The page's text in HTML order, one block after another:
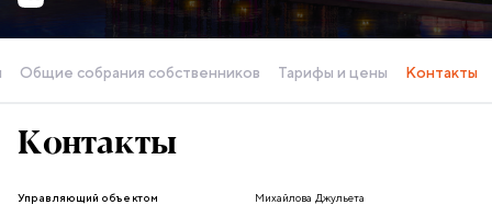
Общие собрания собственников Тарифы и цены Контакты
Контакты
Управляющий объектом Михайлова Джульета